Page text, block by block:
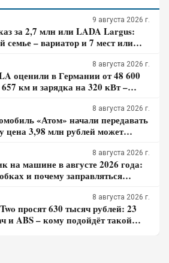
9 августа 2026 г.
за 2,7 млн или LADA Largus:
семье – вариатор и 7 мест или
8 августа 2026 г.
оценили в Германии от 48 600
657 км и зарядка на 320 кВт –
8 августа 2026 г.
«Атом» начали передавать
цена 3,98 млн рублей может
8 августа 2026 г.
на машине в августе 2026 года:
и почему заправляться
8 августа 2026 г.
просят 630 тысяч рублей: 23
и ABS – кому подойдёт такой